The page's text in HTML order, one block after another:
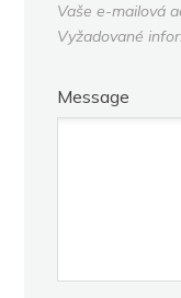
Vaše e-mailová
Vyžadované
Message